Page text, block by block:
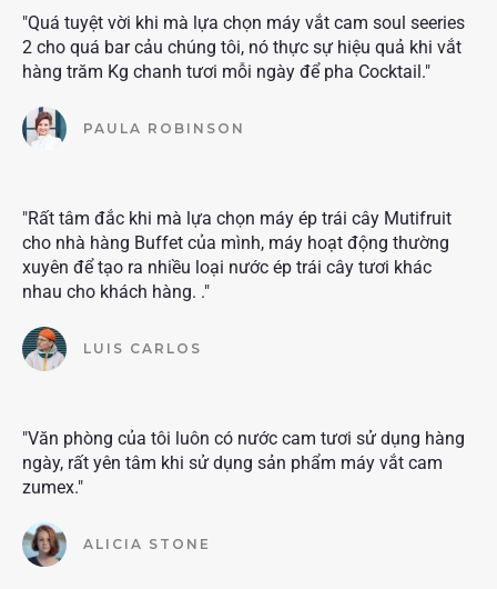
"Quá tuyệt vời khi mà lựa chọn máy vắt cam soul seeries
2 cho quá bar cảu chúng tôi, nó thực sự hiệu quả khi vắt
hàng trăm Kg chanh tươi mỗi ngày để pha Cocktail."
PAULA ROBINSON
"Rất tâm đắc khi mà lựa chọn máy ép trái cây Mutifruit
cho nhà hàng Buffet của mình, máy hoạt động thường
xuyên để tạo ra nhiều loại nước ép trái cây tươi khác
nhau cho khách hàng. ."
LUIS CARLOS
"Văn phòng của tôi luôn có nước cam tươi sử dụng hàng
ngày, rất yên tâm khi sử dụng sản phẩm máy vắt cam
zumex."
ALICIA STONE